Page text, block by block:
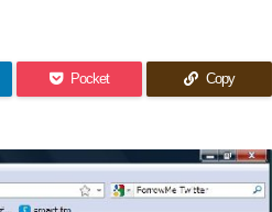
Pocket Copy